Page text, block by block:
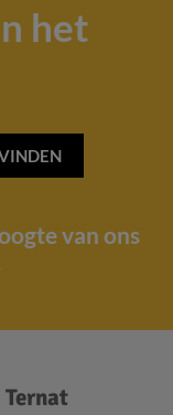
het
van ons